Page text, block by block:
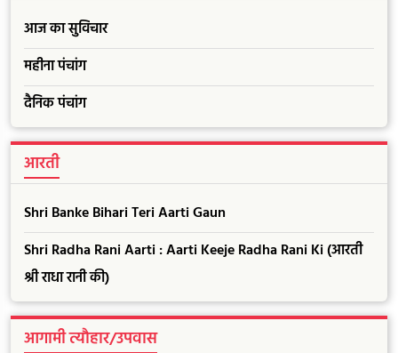
आज का सुविचार
महीना पंचांग
दैनिक पंचांग
आरती
Shri Banke Bihari Teri Aarti Gaun
Shri Radha Rani Aarti : Aarti Keeje Radha Rani Ki (आरती
श्री राधा रानी की)
आगामी त्यौहार/उपवास